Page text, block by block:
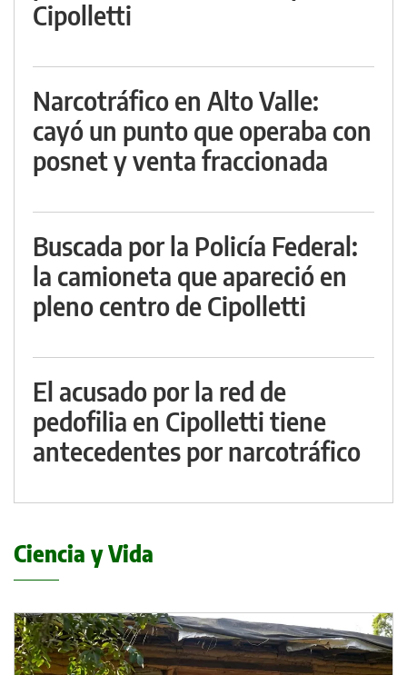
Cipolletti
Narcotráfico en Alto Valle:
cayó un punto que operaba con
posnet y venta fraccionada
Buscada por la Policía Federal:
la camioneta que apareció en
pleno centro de Cipolletti
El acusado por la red de
pedofilia en Cipolletti tiene
antecedentes por narcotráfico
Ciencia y Vida